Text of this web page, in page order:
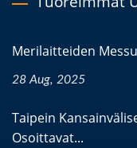
Merilaitteiden
28 Aug, 2025
Taipein
Osoittavat...